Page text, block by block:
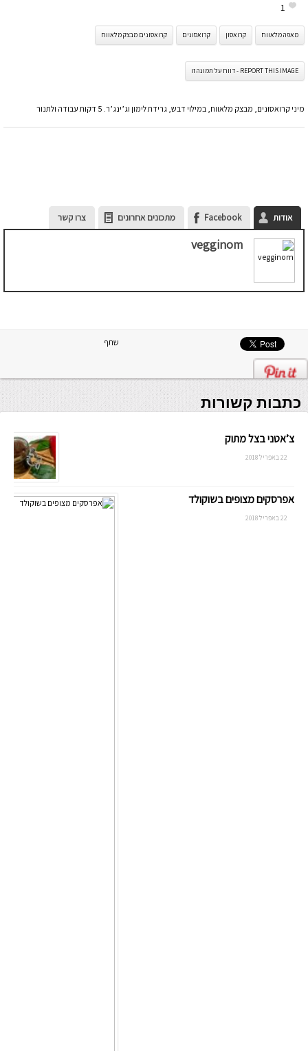
1
מאפה מלאווח קרואסון קרואסונים קרואסונים מבצק מלאווח
REPORT THIS IMAGE - דווח על תמונה זו
מיני קרואסונים, מבצק מלאווח, במילוי דבש, גרידת לימון וג’ינג’ר. 5 דקות עבודה ולתנור
אודות Facebook מתכונים אחרונים צרו קשר
vegginom
שתף
כתבות קשורות
צ’אטני בצל מתוק
22 באפריל 2018
אפרסקים מצופים בשוקולד
22 באפריל 2018